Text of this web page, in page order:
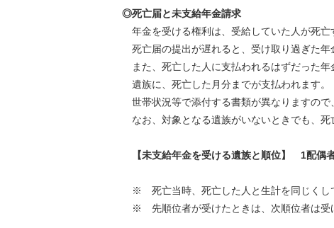
◎死亡届と未支給年金請求
年金を受ける権利は、受給していた人が死亡
死亡届の提出が遅れると、受け取り過ぎた年
また、死亡した人に支払われるはずだった年
遺族に、死亡した月分までが支払われます。
世帯状況等で添付する書類が異なりますので
なお、対象となる遺族がいないときでも、死
【未支給年金を受ける遺族と順位】 1
※ 死亡当時、死亡した人と生計を同じくし
※ 先順位者が受けたときは、次順位者は受